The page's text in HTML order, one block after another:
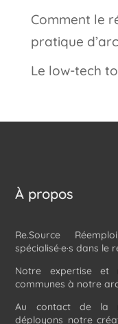
Comment le
pratique
Le low-tech
À propos
Re.Source
spécialisé·e·s dans
Notre expertise et
communes à notre
Au contact de la
déployons notre